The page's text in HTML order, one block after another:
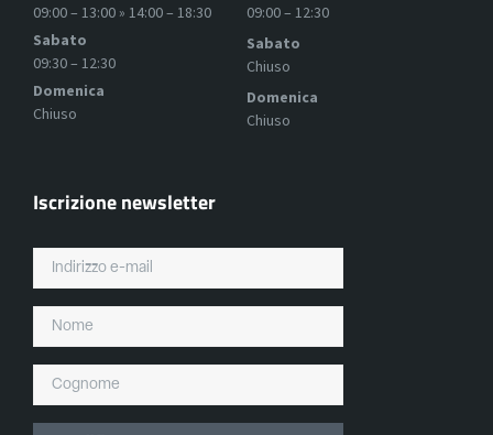
09:00 – 13:00 » 14:00 – 18:30
Sabato
09:30 – 12:30
Domenica
Chiuso
09:00 – 12:30
Sabato
Chiuso
Domenica
Chiuso
Iscrizione newsletter